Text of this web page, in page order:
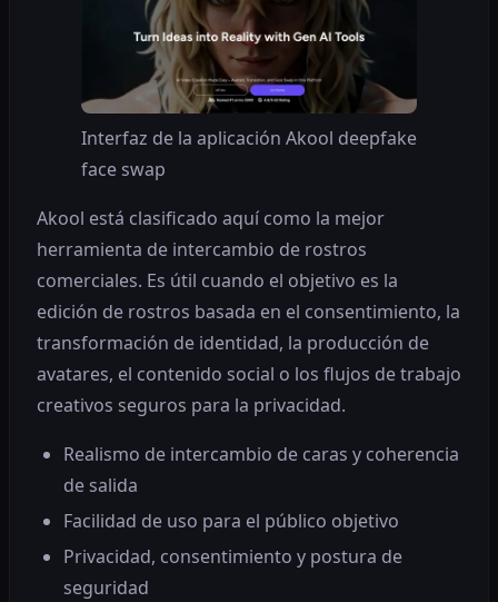
Interfaz de la aplicación Akool deepfake
face swap
Akool está clasificado aquí como la mejor
herramienta de intercambio de rostros
comerciales. Es útil cuando el objetivo es la
edición de rostros basada en el consentimiento, la
transformación de identidad, la producción de
avatares, el contenido social o los flujos de trabajo
creativos seguros para la privacidad.
Realismo de intercambio de caras y coherencia
de salida
Facilidad de uso para el público objetivo
Privacidad, consentimiento y postura de
seguridad